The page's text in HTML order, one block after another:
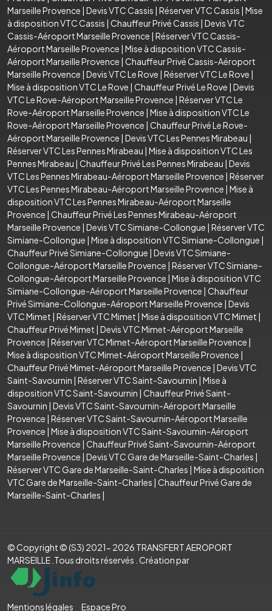
Marseille Provence | Devis VTC Cassis | Réserver VTC Cassis | Mise
à disposition VTC Cassis | Chauffeur Privé Cassis | Devis VTC
Cassis-Aéroport Marseille Provence | Réserver VTC Cassis-
Aéroport Marseille Provence | Mise à disposition VTC Cassis-
Aéroport Marseille Provence | Chauffeur Privé Cassis-Aéroport
Marseille Provence | Devis VTC Le Rove | Réserver VTC Le Rove |
Mise à disposition VTC Le Rove | Chauffeur Privé Le Rove | Devis
VTC Le Rove-Aéroport Marseille Provence | Réserver VTC Le
Rove-Aéroport Marseille Provence | Mise à disposition VTC Le
Rove-Aéroport Marseille Provence | Chauffeur Privé Le Rove-
Aéroport Marseille Provence | Devis VTC Les Pennes Mirabeau |
Réserver VTC Les Pennes Mirabeau | Mise à disposition VTC Les
Pennes Mirabeau | Chauffeur Privé Les Pennes Mirabeau | Devis
VTC Les Pennes Mirabeau-Aéroport Marseille Provence | Réserver
VTC Les Pennes Mirabeau-Aéroport Marseille Provence | Mise à
disposition VTC Les Pennes Mirabeau-Aéroport Marseille
Provence | Chauffeur Privé Les Pennes Mirabeau-Aéroport
Marseille Provence | Devis VTC Simiane-Collongue | Réserver VTC
Simiane-Collongue | Mise à disposition VTC Simiane-Collongue |
Chauffeur Privé Simiane-Collongue | Devis VTC Simiane-
Collongue-Aéroport Marseille Provence | Réserver VTC Simiane-
Collongue-Aéroport Marseille Provence | Mise à disposition VTC
Simiane-Collongue-Aéroport Marseille Provence | Chauffeur
Privé Simiane-Collongue-Aéroport Marseille Provence | Devis
VTC Mimet | Réserver VTC Mimet | Mise à disposition VTC Mimet |
Chauffeur Privé Mimet | Devis VTC Mimet-Aéroport Marseille
Provence | Réserver VTC Mimet-Aéroport Marseille Provence |
Mise à disposition VTC Mimet-Aéroport Marseille Provence |
Chauffeur Privé Mimet-Aéroport Marseille Provence | Devis VTC
Saint-Savournin | Réserver VTC Saint-Savournin | Mise à
disposition VTC Saint-Savournin | Chauffeur Privé Saint-
Savournin | Devis VTC Saint-Savournin-Aéroport Marseille
Provence | Réserver VTC Saint-Savournin-Aéroport Marseille
Provence | Mise à disposition VTC Saint-Savournin-Aéroport
Marseille Provence | Chauffeur Privé Saint-Savournin-Aéroport
Marseille Provence | Devis VTC Gare de Marseille-Saint-Charles |
Réserver VTC Gare de Marseille-Saint-Charles | Mise à disposition
VTC Gare de Marseille-Saint-Charles | Chauffeur Privé Gare de
Marseille-Saint-Charles |
© Copyright © (S3) 2021- 2026 TRANSFERT AEROPORT
MARSEILLE .Tous droits réservés . Création par
Mentions légales Espace Pro